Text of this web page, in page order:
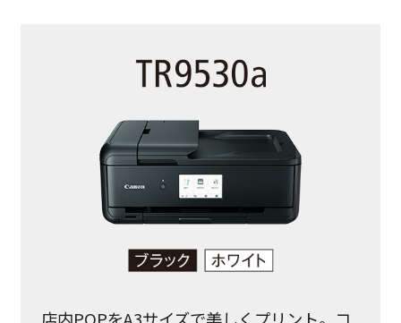
店内POPをA3サイズで美しくプリント。コ